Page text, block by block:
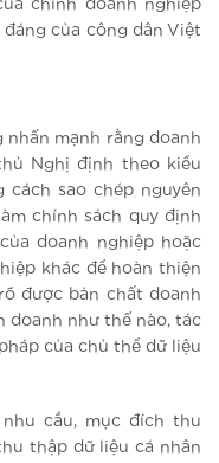
chính doanh nghiệp
của công dân Việt
nhấn mạnh rằng doanh
Nghị định theo kiểu
cách sao chép nguyên
chính sách quy định
doanh nghiệp hoặc
khác để hoàn thiện
được bản chất doanh
doanh như thế nào, tác
của chủ thể dữ liệu
cầu, mục đích thu
thập dữ liệu cá nhân